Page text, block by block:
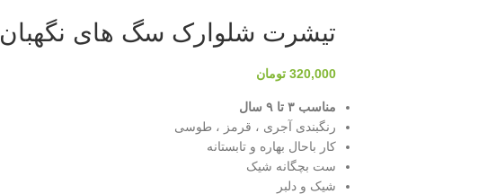
تیشرت شلوارک سگ های نگهبان
320,000 تومان
مناسب ۳ تا ۹ سال
رنگبندی آجری ، قرمز ، طوسی
کار باحال بهاره و تابستانه
ست بچگانه شیک
شیک و دلبر